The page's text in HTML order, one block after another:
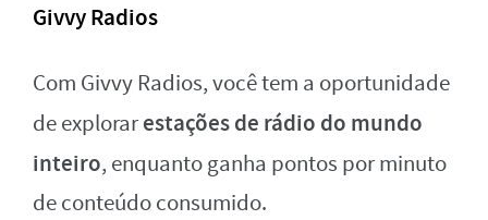
Givvy Radios
Com Givvy Radios, você tem a oportunidade
de explorarestações de rádio do mundo
inteiro, enquanto ganha pontos por minuto
de conteúdo consumido.